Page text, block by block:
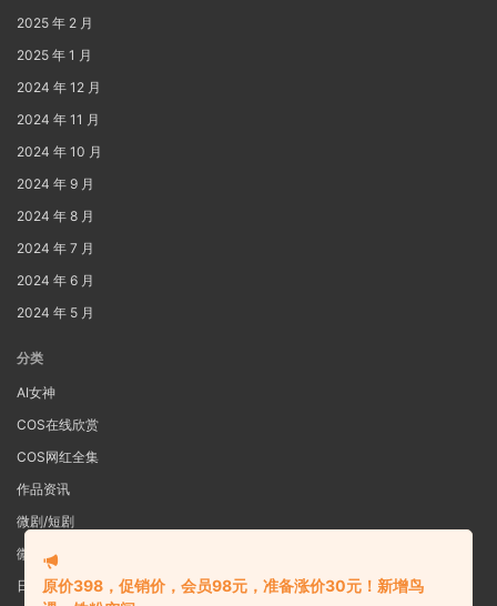
2025 年 2 月
2025 年 1 月
2024 年 12 月
2024 年 11 月
2024 年 10 月
2024 年 9 月
2024 年 8 月
2024 年 7 月
2024 年 6 月
2024 年 5 月
分类
AI女神
COS在线欣赏
COS网红全集
作品资讯
微剧/短剧
微密圈
日系写真原价398，促销价，会员98元，准备涨价30元！新增鸟